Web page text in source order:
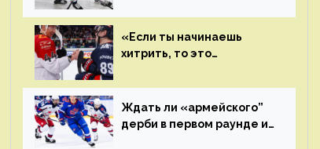
«Если ты начинаешь
хитрить, то это
бумерангом»
Ждать ли «армейского”
дерби в первом раунде и